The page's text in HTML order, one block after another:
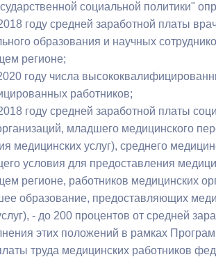
социальной политики"
году средней заработной платы
образования и научных
регионе;
году числа
работников;
году средней заработной платы
младшего медицинского
медицинских услуг), среднего
условия для предоставления
регионе, работников медицинских
образование, предоставляющих
- до 200 процентов от средней
этих положений в рамках
труда медицинских работников